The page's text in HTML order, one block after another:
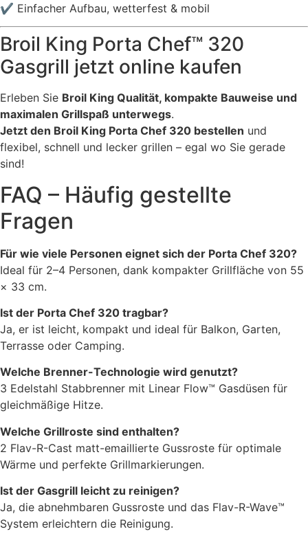
✔ Einfacher Aufbau, wetterfest & mobil
Broil King Porta Chef™ 320
Gasgrill jetzt online kaufen
Erleben Sie Broil King Qualität, kompakte Bauweise und
maximalen Grillspaß unterwegs.
Jetzt den Broil King Porta Chef 320 bestellen und
flexibel, schnell und lecker grillen – egal wo Sie gerade
sind!
FAQ – Häufig gestellte
Fragen
Für wie viele Personen eignet sich der Porta Chef 320?
Ideal für 2–4 Personen, dank kompakter Grillfläche von 55
× 33 cm.
Ist der Porta Chef 320 tragbar?
Ja, er ist leicht, kompakt und ideal für Balkon, Garten,
Terrasse oder Camping.
Welche Brenner-Technologie wird genutzt?
3 Edelstahl Stabbrenner mit Linear Flow™ Gasdüsen für
gleichmäßige Hitze.
Welche Grillroste sind enthalten?
2 Flav-R-Cast matt-emaillierte Gussroste für optimale
Wärme und perfekte Grillmarkierungen.
Ist der Gasgrill leicht zu reinigen?
Ja, die abnehmbaren Gussroste und das Flav-R-Wave™
System erleichtern die Reinigung.